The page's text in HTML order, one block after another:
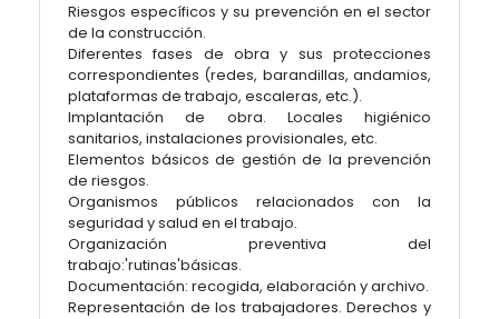
Riesgos específicos y su prevención en el sector
de la construcción.
Diferentes fases de obra y sus protecciones
correspondientes (redes, barandillas, andamios,
plataformas de trabajo, escaleras, etc.).
Implantación de obra. Locales higiénico
sanitarios, instalaciones provisionales, etc.
Elementos básicos de gestión de la prevención
de riesgos.
Organismos públicos relacionados con la
seguridad y salud en el trabajo.
Organización preventiva del
trabajo:'rutinas'básicas.
Documentación: recogida, elaboración y archivo.
Representación de los trabajadores. Derechos y